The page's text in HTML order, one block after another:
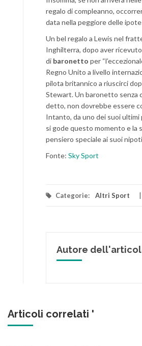
regalo di compleanno,
data nella peggiore delle
Un bel regalo a Lewis nel
Inghilterra, dopo aver
di baronetto per
Regno Unito a livello
pilota britannico a riuscirci
Stewart. Un baronetto senza
detto, non dovrebbe essere
Intanto, da uno dei suoi
si gode questo momento e la
pensiero speciale ai suoi
Fonte: Sky Sport
Categorie: Altri Sport
Autore
Articoli correlati '